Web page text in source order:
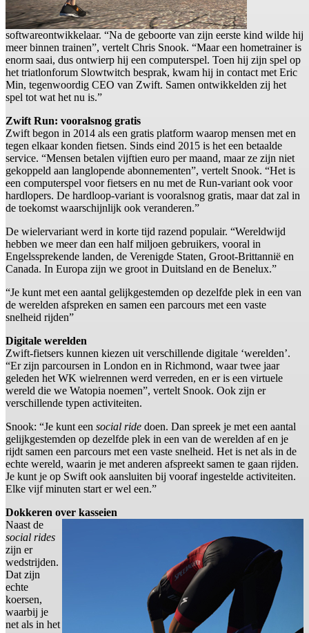
softwareontwikkelaar. “Na de geboorte van zijn eerste kind wilde hij
meer binnen trainen”, vertelt Chris Snook. “Maar een hometrainer is
enorm saai, dus ontwierp hij een computerspel. Toen hij zijn spel op
het triatlonforum Slowtwitch besprak, kwam hij in contact met Eric
Min, tegenwoordig CEO van Zwift. Samen ontwikkelden zij het
spel tot wat het nu is.”
Zwift Run: vooralsnog gratis
Zwift begon in 2014 als een gratis platform waarop mensen met en
tegen elkaar konden fietsen. Sinds eind 2015 is het een betaalde
service. “Mensen betalen vijftien euro per maand, maar ze zijn niet
gekoppeld aan langlopende abonnementen”, vertelt Snook. “Het is
een computerspel voor fietsers en nu met de Run-variant ook voor
hardlopers. De hardloop-variant is vooralsnog gratis, maar dat zal in
de toekomst waarschijnlijk ook veranderen.”
De wielervariant werd in korte tijd razend populair. “Wereldwijd
hebben we meer dan een half miljoen gebruikers, vooral in
Engelssprekende landen, de Verenigde Staten, Groot-Brittannië en
Canada. In Europa zijn we groot in Duitsland en de Benelux.”
“Je kunt met een aantal gelijkgestemden op dezelfde plek in een van
de werelden afspreken en samen een parcours met een vaste
snelheid rijden”
Digitale werelden
Zwift-fietsers kunnen kiezen uit verschillende digitale ‘werelden’.
“Er zijn parcoursen in London en in Richmond, waar twee jaar
geleden het WK wielrennen werd verreden, en er is een virtuele
wereld die we Watopia noemen”, vertelt Snook. Ook zijn er
verschillende typen activiteiten.
Snook: “Je kunt een social ride doen. Dan spreek je met een aantal
gelijkgestemden op dezelfde plek in een van de werelden af en je
rijdt samen een parcours met een vaste snelheid. Het is net als in de
echte wereld, waarin je met anderen afspreekt samen te gaan rijden.
Je kunt je op Swift ook aansluiten bij vooraf ingestelde activiteiten.
Elke vijf minuten start er wel een.”
Dokkeren over kasseien
Naast de
social rides
zijn er
wedstrijden.
Dat zijn
echte
koersen,
waarbij je
net als in het